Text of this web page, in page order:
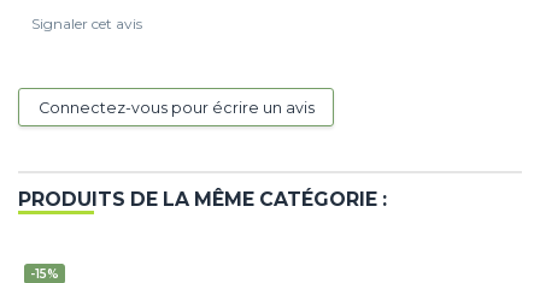
Signaler cet avis
Connectez-vous pour écrire un avis
PRODUITS DE LA MÊME CATÉGORIE :
-15%